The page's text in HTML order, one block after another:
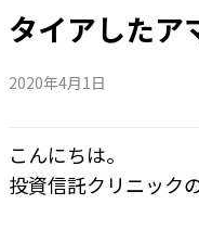
タイアしたア
2020年4月1日
こんにちは。
投資信託クリニック